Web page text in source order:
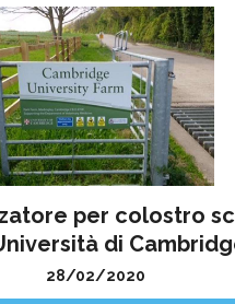
per colostro
di
28/02/2020